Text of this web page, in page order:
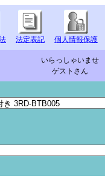
法定表記 個人情報保護
いらっしゃいませ
ゲストさん